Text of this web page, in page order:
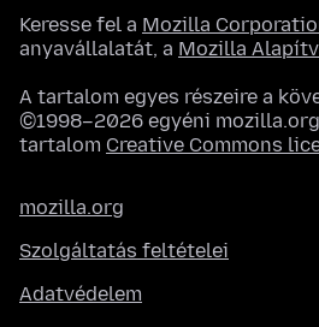
Keresse fel a Mozilla
anyavállalatát, a Mozilla
A tartalom egyes részeire a
©1998–2026 egyéni
tartalom Creative Commons
mozilla.org
Szolgáltatás feltételei
Adatvédelem